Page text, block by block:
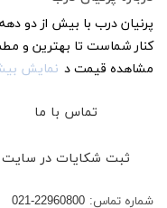
پرنیان درب با بیش از دو
کنار شماست تا بهترین و
مشاهده قیمت د نمایش
تماس با ما
ثبت شکایات در سایت
شماره تماس: 021-22960800